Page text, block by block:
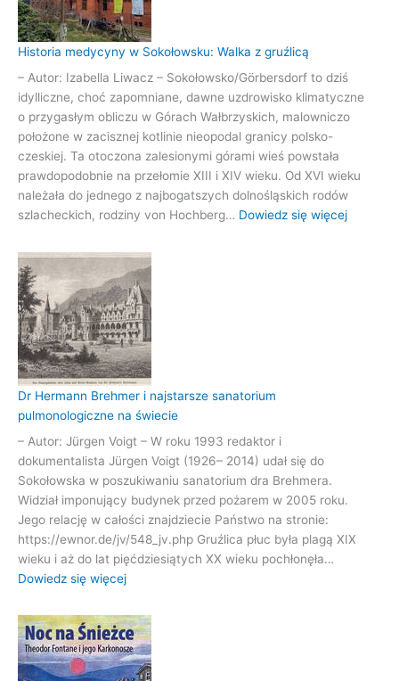
Historia medycyny w Sokołowsku: Walka z gruźlicą
– Autor: Izabella Liwacz – Sokołowsko/Görbersdorf to dziś
idylliczne, choć zapomniane, dawne uzdrowisko klimatyczne
o przygasłym obliczu w Górach Wałbrzyskich, malowniczo
położone w zacisznej kotlinie nieopodal granicy polsko-
czeskiej. Ta otoczona zalesionymi górami wieś powstała
prawdopodobnie na przełomie XIII i XIV wieku. Od XVI wieku
należała do jednego z najbogatszych dolnośląskich rodów
szlacheckich, rodziny von Hochberg… Dowiedz się więcej:
Dr Hermann Brehmer i najstarsze sanatorium
pulmonologiczne na świecie
– Autor: Jürgen Voigt – W roku 1993 redaktor i
dokumentalista Jürgen Voigt (1926– 2014) udał się do
Sokołowska w poszukiwaniu sanatorium dra Brehmera.
Widział imponujący budynek przed pożarem w 2005 roku.
Jego relację w całości znajdziecie Państwo na stronie:
https://ewnor.de/jv/548_jv.php Gruźlica płuc była plagą XIX
wieku i aż do lat pięćdziesiątych XX wieku pochłonęła…
Dowiedz się więcej:
Hermann
Brehmer
i
najstarsze